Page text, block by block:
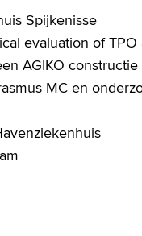
Spijkenisse
evaluation of TPO
AGIKO
MC en